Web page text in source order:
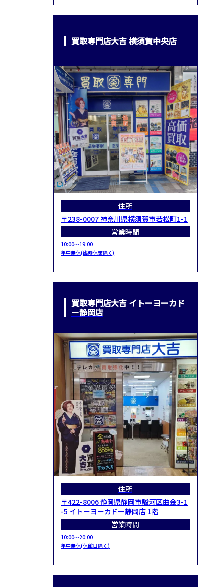
買取専門店大吉 横須賀中央店
住所
〒238-0007 神奈川県横須賀市若松町1-1
営業時間
10:00～19:00
年中無休(臨時休業除く)
買取専門店大吉 イトーヨーカド
ー静岡店
住所
〒422-8006 静岡県静岡市駿河区曲金3-1
-5 イトーヨーカドー静岡店 1階
営業時間
10:00～20:00
年中無休(休館日除く)